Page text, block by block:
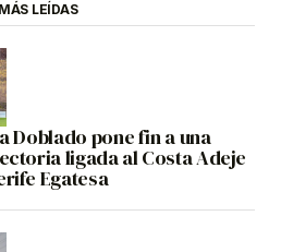
LEÍDAS
Doblado pone fin a una
ligada al Costa Adeje
Egatesa